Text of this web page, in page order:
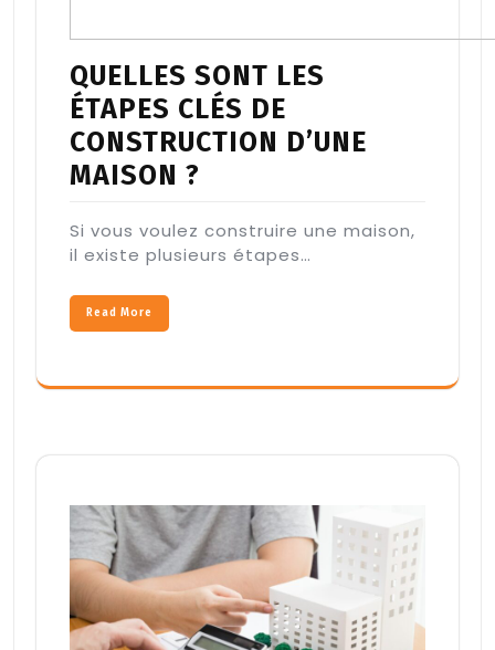
QUELLES SONT LES
ÉTAPES CLÉS DE
CONSTRUCTION D’UNE
MAISON ?
Si vous voulez construire une maison,
il existe plusieurs étapes…
Read More